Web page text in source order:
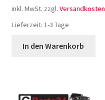
inkl. MwSt. zzgl. Versandkosten
Lieferzeit: 1-3 Tage
In den Warenkorb